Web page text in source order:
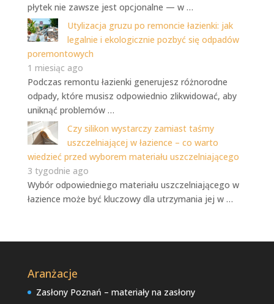
płytek nie zawsze jest opcjonalne — w …
Utylizacja gruzu po remoncie łazienki: jak
legalnie i ekologicznie pozbyć się odpadów
poremontowych
1 miesiąc ago
Podczas remontu łazienki generujesz różnorodne
odpady, które musisz odpowiednio zlikwidować, aby
uniknąć problemów …
Czy silikon wystarczy zamiast taśmy
uszczelniającej w łazience – co warto
wiedzieć przed wyborem materiału uszczelniającego
3 tygodnie ago
Wybór odpowiedniego materiału uszczelniającego w
łazience może być kluczowy dla utrzymania jej w …
Aranżacje
Zasłony Poznań – materiały na zasłony